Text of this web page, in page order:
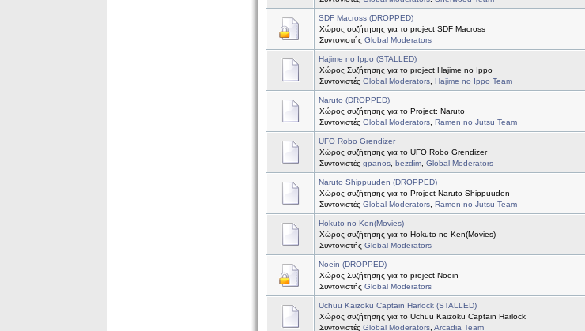
SDF Macross (DROPPED)
Χώρος συζήτησης για το project SDF Macross
Συντονιστής Global Moderators
Hajime no Ippo (STALLED)
Χώρος Συζήτησης για το project Hajime no Ippo
Συντονιστές Global Moderators, Hajime no Ippo Team
Naruto (DROPPED)
Χώρος συζήτησης για το Project: Naruto
Συντονιστές Global Moderators, Ramen no Jutsu Team
UFO Robo Grendizer
Χώρος συζήτησης για το UFO Robo Grendizer
Συντονιστές gpanos, bezdim, Global Moderators
Naruto Shippuuden (DROPPED)
Χώρος συζήτησης για το Project Naruto Shippuuden
Συντονιστές Global Moderators, Ramen no Jutsu Team
Hokuto no Ken(Movies)
Χώρος συζήτησης για το Hokuto no Ken(Movies)
Συντονιστής Global Moderators
Noein (DROPPED)
Χώρος Συζήτησης για το project Noein
Συντονιστής Global Moderators
Uchuu Kaizoku Captain Harlock (STALLED)
Χώρος συζήτησης για το Uchuu Kaizoku Captain Harlock
Συντονιστές Global Moderators, Arcadia Team